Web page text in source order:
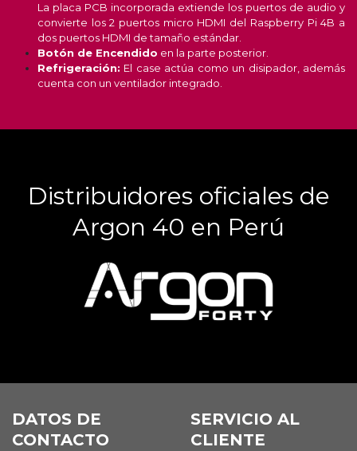
La placa PCB incorporada extiende los puertos de audio y
convierte los 2 puertos micro HDMI del Raspberry Pi 4B a
dos puertos HDMI de tamaño estándar.
Botón de Encendido en la parte posterior.
Refrigeración: El case actúa como un disipador, además
cuenta con un ventilador integrado.
Distribuidores oficiales de
Argon 40 en Perú
DATOS DE
CONTACTO
SERVICIO AL
CLIENTE